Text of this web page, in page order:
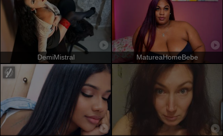
DemiMistral MatureaHomeBebe